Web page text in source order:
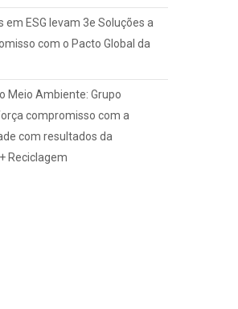
em ESG levam 3e Soluções a
com o Pacto Global da
Meio Ambiente: Grupo
compromisso com a
com resultados da
Reciclagem